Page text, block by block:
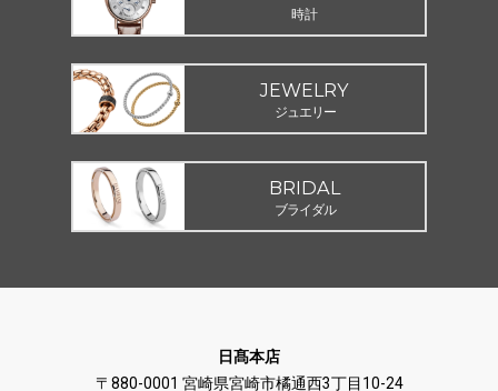
時計
JEWELRY
ジュエリー
BRIDAL
ブライダル
日髙本店
〒880-0001 宮崎県宮崎市橘通西3丁目10-24